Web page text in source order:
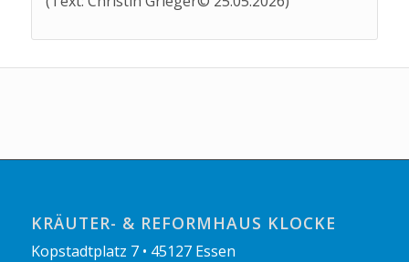
KRÄUTER- & REFORMHAUS KLOCKE
Kopstadtplatz 7 • 45127 Essen